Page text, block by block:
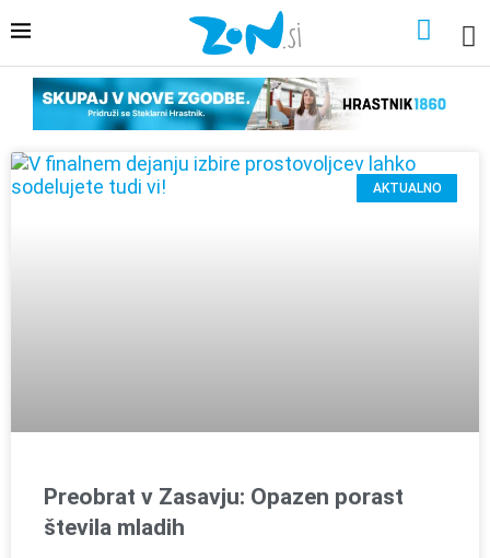
AKTUALNO
Preobrat v Zasavju: Opazen porast
števila mladih